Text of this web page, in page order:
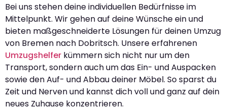
Bei uns stehen deine individuellen Bedürfnisse im
Mittelpunkt. Wir gehen auf deine Wünsche ein und
bieten maßgeschneiderte Lösungen für deinen Umzug
von Bremen nach Dobritsch. Unsere erfahrenen
Umzugshelfer kümmern sich nicht nur um den
Transport, sondern auch um das Ein- und Auspacken
sowie den Auf- und Abbau deiner Möbel. So sparst du
Zeit und Nerven und kannst dich voll und ganz auf dein
neues Zuhause konzentrieren.